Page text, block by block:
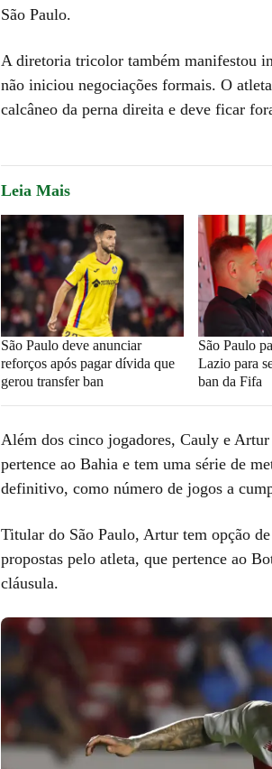
São Paulo.
A diretoria tricolor também manifestou
não iniciou negociações formais. O
calcâneo da perna direita e deve ficar
Leia Mais
São Paulo deve anunciar
reforços após pagar dívida que
gerou transfer ban
São Paulo
Lazio para
ban da Fifa
Além dos cinco jogadores, Cauly e
pertence ao Bahia e tem uma série de
definitivo, como número de jogos a
Titular do São Paulo, Artur tem opção
propostas pelo atleta, que pertence ao
cláusula.